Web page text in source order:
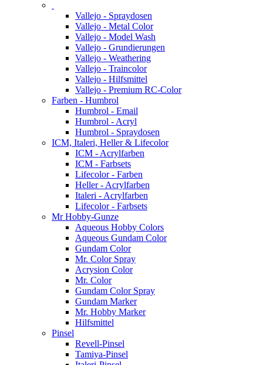
Vallejo - Spraydosen
Vallejo - Metal Color
Vallejo - Model Wash
Vallejo - Grundierungen
Vallejo - Weathering
Vallejo - Traincolor
Vallejo - Hilfsmittel
Vallejo - Premium RC-Color
Farben - Humbrol
Humbrol - Email
Humbrol - Acryl
Humbrol - Spraydosen
ICM, Italeri, Heller & Lifecolor
ICM - Acrylfarben
ICM - Farbsets
Lifecolor - Farben
Heller - Acrylfarben
Italeri - Acrylfarben
Lifecolor - Farbsets
Mr Hobby-Gunze
Aqueous Hobby Colors
Aqueous Gundam Color
Gundam Color
Mr. Color Spray
Acrysion Color
Mr. Color
Gundam Color Spray
Gundam Marker
Mr. Hobby Marker
Hilfsmittel
Pinsel
Revell-Pinsel
Tamiya-Pinsel